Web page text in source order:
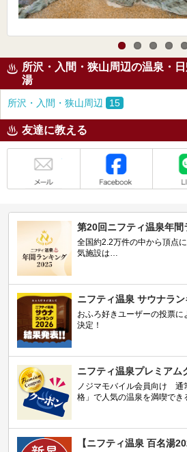
所沢・入間・狭山周辺の温泉・
湯
所沢・入間・狭山周辺 15
友達に教える
第20回ニフティ温泉年
全国約2.2万件の中から頂点
気施設は…
ニフティ温泉 サウナラ
おふろ好きユーザーの投票
決定！
ニフティ温泉プレミアム
ノジマモバイル会員向け 通
格」で人気の温泉を満喫でき
【ニフティ温泉 百名湯